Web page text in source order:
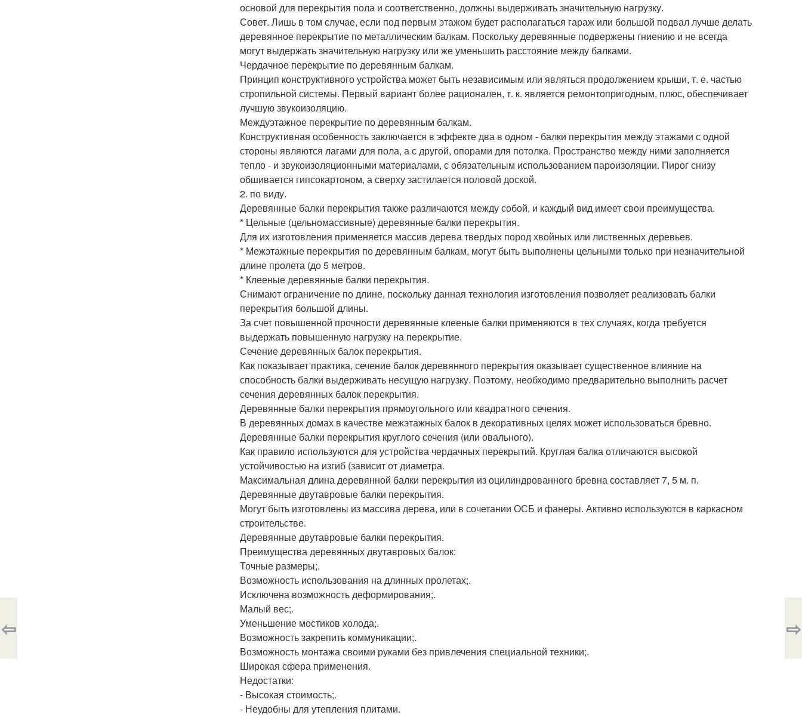
основой для перекрытия пола и соответственно, должны выдерживать значительную нагрузку.
Совет. Лишь в том случае, если под первым этажом будет располагаться гараж или большой подвал лучше делать
деревянное перекрытие по металлическим балкам. Поскольку деревянные подвержены гниению и не всегда
могут выдержать значительную нагрузку или же уменьшить расстояние между балками.
Чердачное перекрытие по деревянным балкам.
Принцип конструктивного устройства может быть независимым или являться продолжением крыши, т. е. частью
стропильной системы. Первый вариант более рационален, т. к. является ремонтопригодным, плюс, обеспечивает
лучшую звукоизоляцию.
Междуэтажное перекрытие по деревянным балкам.
Конструктивная особенность заключается в эффекте два в одном - балки перекрытия между этажами с одной
стороны являются лагами для пола, а с другой, опорами для потолка. Пространство между ними заполняется
тепло - и звукоизоляционными материалами, с обязательным использованием пароизоляции. Пирог снизу
обшивается гипсокартоном, а сверху застилается половой доской.
2. по виду.
Деревянные балки перекрытия также различаются между собой, и каждый вид имеет свои преимущества.
* Цельные (цельномассивные) деревянные балки перекрытия.
Для их изготовления применяется массив дерева твердых пород хвойных или лиственных деревьев.
* Межэтажные перекрытия по деревянным балкам, могут быть выполнены цельными только при незначительной
длине пролета (до 5 метров.
* Клееные деревянные балки перекрытия.
Снимают ограничение по длине, поскольку данная технология изготовления позволяет реализовать балки
перекрытия большой длины.
За счет повышенной прочности деревянные клееные балки применяются в тех случаях, когда требуется
выдержать повышенную нагрузку на перекрытие.
Сечение деревянных балок перекрытия.
Как показывает практика, сечение балок деревянного перекрытия оказывает существенное влияние на
способность балки выдерживать несущую нагрузку. Поэтому, необходимо предварительно выполнить расчет
сечения деревянных балок перекрытия.
Деревянные балки перекрытия прямоугольного или квадратного сечения.
В деревянных домах в качестве межэтажных балок в декоративных целях может использоваться бревно.
Деревянные балки перекрытия круглого сечения (или овального).
Как правило используются для устройства чердачных перекрытий. Круглая балка отличаются высокой
устойчивостью на изгиб (зависит от диаметра.
Максимальная длина деревянной балки перекрытия из оцилиндрованного бревна составляет 7, 5 м. п.
Деревянные двутавровые балки перекрытия.
Могут быть изготовлены из массива дерева, или в сочетании ОСБ и фанеры. Активно используются в каркасном
строительстве.
Деревянные двутавровые балки перекрытия.
Преимущества деревянных двутавровых балок:
Точные размеры;.
Возможность использования на длинных пролетах;.
Исключена возможность деформирования;.
Малый вес;.
Уменьшение мостиков холода;.
Возможность закрепить коммуникации;.
Возможность монтажа своими руками без привлечения специальной техники;.
Широкая сфера применения.
Недостатки:
- Высокая стоимость;.
- Неудобны для утепления плитами.
⇦ ⇨